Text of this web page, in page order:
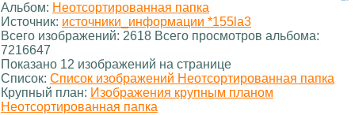
Альбом: Неотсортированная папка
Источник: источники_информации *155la3
Всего изображений: 2618 Всего просмотров альбома:
7216647
Показано 12 изображений на странице
Список: Список изображений Неотсортированная папка
Крупный план: Изображения крупным планом
Неотсортированная папка